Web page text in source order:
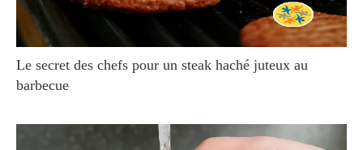
Le secret des chefs pour un steak haché juteux au
barbecue